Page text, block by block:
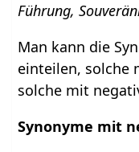
Führung,
Man kann die
einteilen, solche
solche mit
Synonyme mit